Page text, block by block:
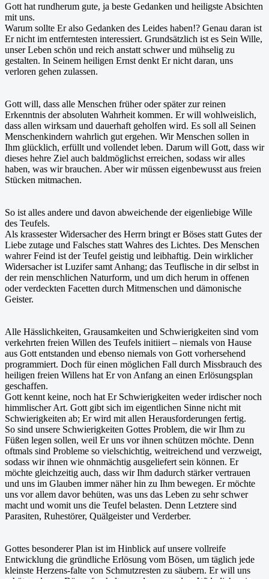
Gott hat rundherum gute, ja beste Gedanken und heiligste Absichten
mit uns.
Warum sollte Er also Gedanken des Leides haben!? Genau daran ist
Er nicht im entferntesten interessiert. Grundsätzlich ist es Sein Wille,
unser Leben schön und reich anstatt schwer und mühselig zu
gestalten. In Seinem heiligen Ernst denkt Er nicht daran, uns
verloren gehen zulassen.
Gott will, dass alle Menschen früher oder später zur reinen
Erkenntnis der absoluten Wahrheit kommen. Er will wohlweislich,
dass allen wirksam und dauerhaft geholfen wird. Es soll all Seinen
Menschenkindern wahrlich gut ergehen. Wir Menschen sollen in
Ihm glücklich, erfüllt und vollendet leben. Darum will Gott, dass wir
dieses hehre Ziel auch baldmöglichst erreichen, sodass wir alles
haben, was wir brauchen. Aber wir müssen eigenbewusst aus freien
Stücken mitmachen.
So ist alles andere und davon abweichende der eigenliebige Wille
des Teufels.
Als krassester Widersacher des Herrn bringt er Böses statt Gutes der
Liebe zutage und Falsches statt Wahres des Lichtes. Des Menschen
wahrer Feind ist der Teufel geistig und leibhaftig. Dein wirklicher
Widersacher ist Luzifer samt Anhang; das Teuflische in dir selbst in
der rein menschlichen Naturform, und um dich herum in offenen
oder verdeckten Facetten durch Mitmenschen und dämonische
Geister.
Alle Hässlichkeiten, Grausamkeiten und Schwierigkeiten sind vom
verkehrten freien Willen des Teufels initiiert – niemals von Hause
aus Gott entstanden und ebenso niemals von Gott vorhersehend
programmiert. Doch für einen möglichen Fall durch Missbrauch des
heiligen freien Willens hat Er von Anfang an einen Erlösungsplan
geschaffen.
Gott kennt keine, noch hat Er Schwierigkeiten weder irdischer noch
himmlischer Art. Gott gibt sich im eigentlichen Sinne nicht mit
Schwierigkeiten ab; Er wird mit allen Herausforderungen fertig.
So sind unsere Schwierigkeiten Gottes Problem, die wir Ihm zu
Füßen legen sollen, weil Er uns vor ihnen schützen möchte. Denn
oftmals sind Probleme so vielschichtig, weitreichend und verzweigt,
sodass wir ihnen wie ohnmächtig ausgeliefert sein können. Er
möchte gleichzeitig auch, dass wir Ihm dadurch stärker vertrauen
und uns im Glauben immer näher hin zu Ihm bewegen. Er möchte
uns vor allem davor behüten, was uns das Leben zu sehr schwer
macht und womit uns die Teufel belasten. Denn Letztere sind
Parasiten, Ruhestörer, Quälgeister und Verderber.
Gottes besonderer Plan ist im Hinblick auf unsere vollreife
Entwicklung die gründliche Erlösung vom Bösen, um täglich jede
kleinste Herzens-falte von Schmutzresten zu säubern. Er will uns